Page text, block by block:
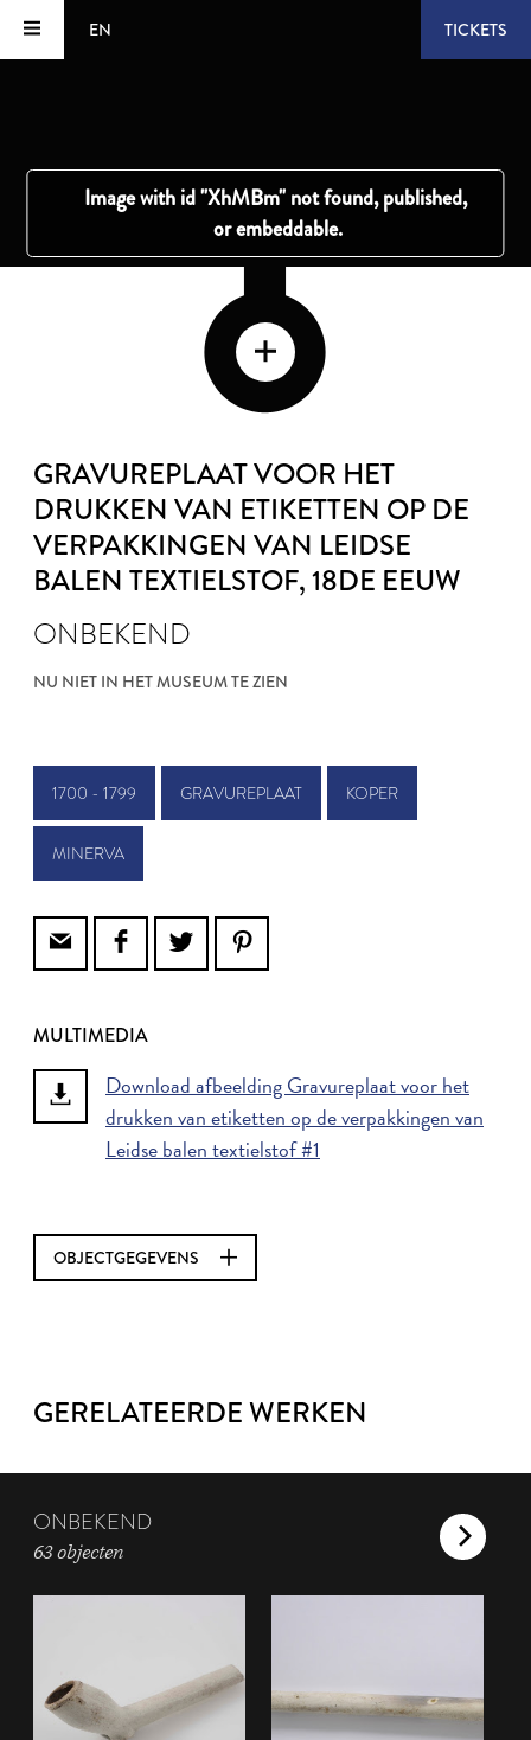
EN TICKETS
GRAVUREPLAAT VOOR HET
DRUKKEN VAN ETIKETTEN OP DE
VERPAKKINGEN VAN LEIDSE
BALEN TEXTIELSTOF, 18DE EEUW
ONBEKEND
NU NIET IN HET MUSEUM TE ZIEN
1700 - 1799 GRAVUREPLAAT KOPER
MINERVA
MULTIMEDIA
Download afbeelding Gravureplaat voor het
drukken van etiketten op de verpakkingen van
Leidse balen textielstof #1
OBJECTGEGEVENS
GERELATEERDE WERKEN
ONBEKEND
63 objecten